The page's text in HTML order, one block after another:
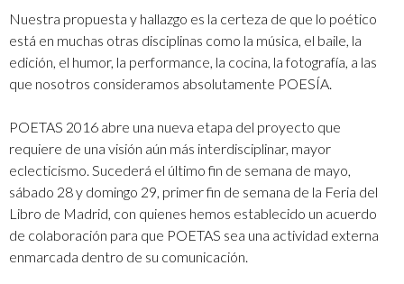
Nuestra propuesta y hallazgo es la certeza de que lo poético
está en muchas otras disciplinas como la música, el baile, la
edición, el humor, la performance, la cocina, la fotografía, a las
que nosotros consideramos absolutamente POESÍA.
POETAS 2016 abre una nueva etapa del proyecto que
requiere de una visión aún más interdisciplinar, mayor
eclecticismo. Sucederá el último fin de semana de mayo,
sábado 28 y domingo 29, primer fin de semana de la Feria del
Libro de Madrid, con quienes hemos establecido un acuerdo
de colaboración para que POETAS sea una actividad externa
enmarcada dentro de su comunicación.